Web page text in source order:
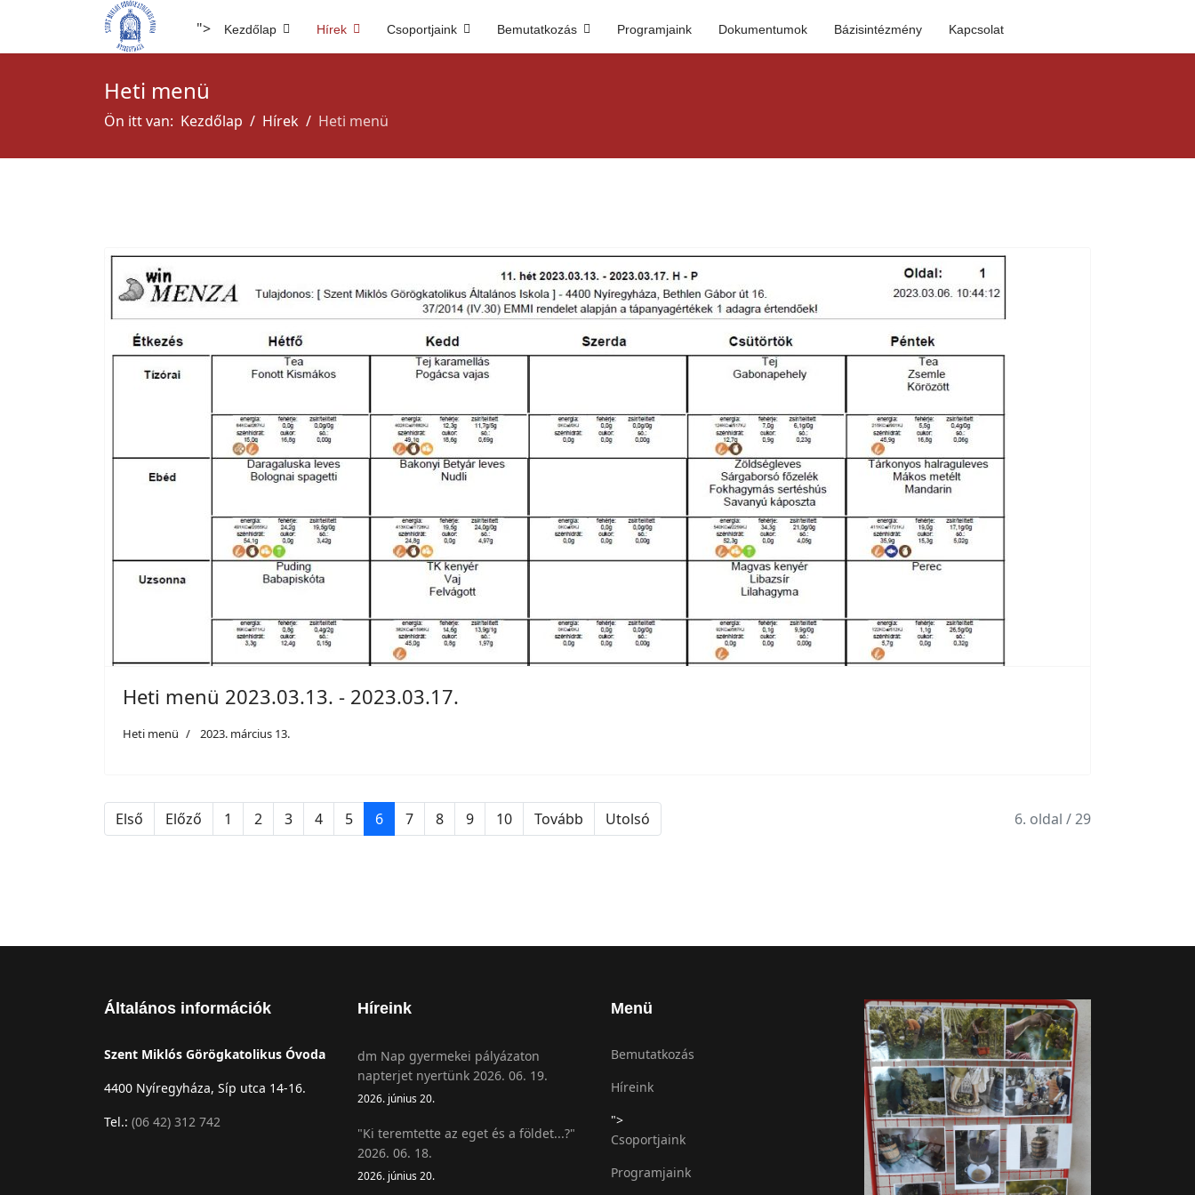
"> Kezdőlap Hírek Csoportjaink Bemutatkozás Programjaink Dokumentumok Bázisintézmény Kapcsolat
Heti menü
Ön itt van: Kezdőlap Hírek Heti menü
Heti menü 2023.03.13. - 2023.03.17.
Heti menü 2023. március 13.
Első Előző 1 2 3 4 5 6 7 8 9 10 Tovább Utolsó 6. oldal / 29
Általános információk
Szent Miklós Görögkatolikus Óvoda
4400 Nyíregyháza, Síp utca 14-16.
Tel.: (06 42) 312 742
Híreink
dm Nap gyermekei pályázaton
napterjet nyertünk 2026. 06. 19.
2026. június 20.
"Ki teremtette az eget és a földet...?"
2026. 06. 18.
2026. június 20.
Menü
Bemutatkozás
Híreink
">
Csoportjaink
Programjaink